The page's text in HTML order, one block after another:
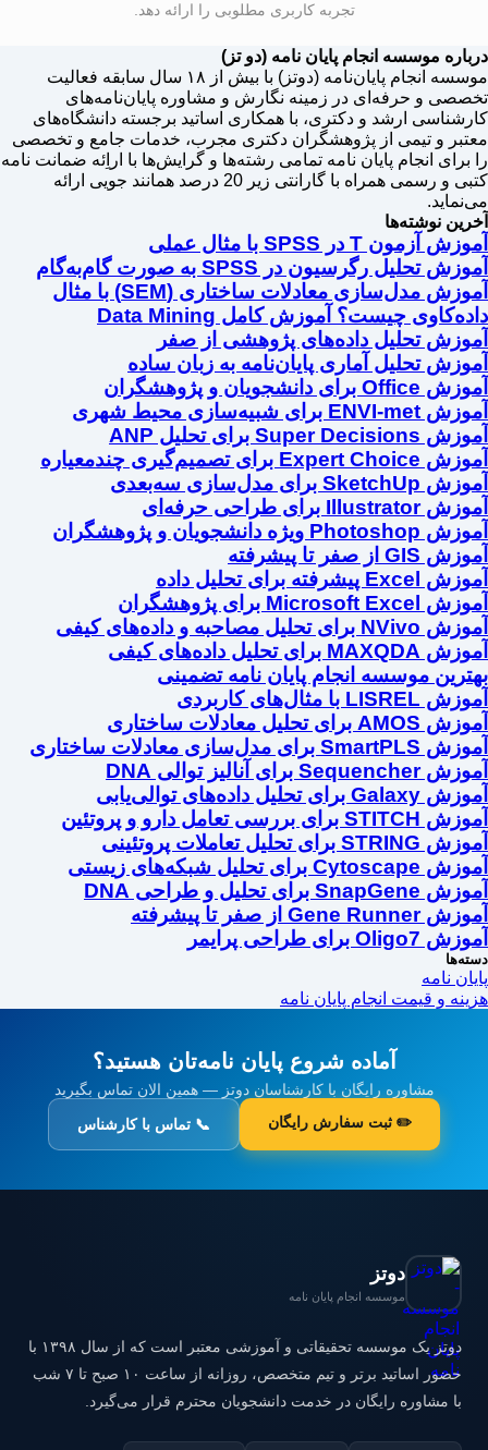
تجربه کاربری مطلوبی را ارائه دهد.
درباره موسسه انجام پایان نامه (دو تز)
موسسه انجام پایان‌نامه (دوتز) با بیش از ۱۸ سال سابقه فعالیت
تخصصی و حرفه‌ای در زمینه نگارش و مشاوره پایان‌نامه‌های
کارشناسی ارشد و دکتری، با همکاری اساتید برجسته دانشگاه‌های
معتبر و تیمی از پژوهشگران دکتری مجرب، خدمات جامع و تخصصی
را برای انجام پایان نامه تمامی رشته‌ها و گرایش‌ها با اراِئه ضمانت نامه
کتبی و رسمی همراه با گارانتی زیر 20 درصد همانند جویی ارائه
می‌نماید.
آخرین نوشته‌ها
آموزش آزمون T در SPSS با مثال عملی
آموزش تحلیل رگرسیون در SPSS به صورت گام‌به‌گام
آموزش مدل‌سازی معادلات ساختاری (SEM) با مثال
داده‌کاوی چیست؟ آموزش کامل Data Mining
آموزش تحلیل داده‌های پژوهشی از صفر
آموزش تحلیل آماری پایان‌نامه به زبان ساده
آموزش Office برای دانشجویان و پژوهشگران
آموزش ENVI-met برای شبیه‌سازی محیط شهری
آموزش Super Decisions برای تحلیل ANP
آموزش Expert Choice برای تصمیم‌گیری چندمعیاره
آموزش SketchUp برای مدل‌سازی سه‌بعدی
آموزش Illustrator برای طراحی حرفه‌ای
آموزش Photoshop ویژه دانشجویان و پژوهشگران
آموزش GIS از صفر تا پیشرفته
آموزش Excel پیشرفته برای تحلیل داده
آموزش Microsoft Excel برای پژوهشگران
آموزش NVivo برای تحلیل مصاحبه و داده‌های کیفی
آموزش MAXQDA برای تحلیل داده‌های کیفی
بهترین موسسه انجام پایان نامه تضمینی
آموزش LISREL با مثال‌های کاربردی
آموزش AMOS برای تحلیل معادلات ساختاری
آموزش SmartPLS برای مدل‌سازی معادلات ساختاری
آموزش Sequencher برای آنالیز توالی DNA
آموزش Galaxy برای تحلیل داده‌های توالی‌یابی
آموزش STITCH برای بررسی تعامل دارو و پروتئین
آموزش STRING برای تحلیل تعاملات پروتئینی
آموزش Cytoscape برای تحلیل شبکه‌های زیستی
آموزش SnapGene برای تحلیل و طراحی DNA
آموزش Gene Runner از صفر تا پیشرفته
آموزش Oligo7 برای طراحی پرایمر
دسته‌ها
پایان نامه
هزینه و قیمت انجام پایان نامه
آماده شروع پایان نامه‌تان هستید؟
مشاوره رایگان با کارشناسان دوتز — همین الان تماس بگیرید
✏️ ثبت سفارش رایگان 📞 تماس با کارشناس
دوتز
موسسه انجام پایان نامه
دوتز یک موسسه تحقیقاتی و آموزشی معتبر است که از سال ۱۳۹۸ با
حضور اساتید برتر و تیم متخصص، روزانه از ساعت ۱۰ صبح تا ۷ شب
با مشاوره رایگان در خدمت دانشجویان محترم قرار می‌گیرد.